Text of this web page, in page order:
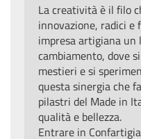
La creatività è il filo
innovazione, radici e
impresa artigiana
cambiamento, dove
mestieri e si
questa sinergia che
pilastri del Made in
qualità e bellezza.
Entrare in